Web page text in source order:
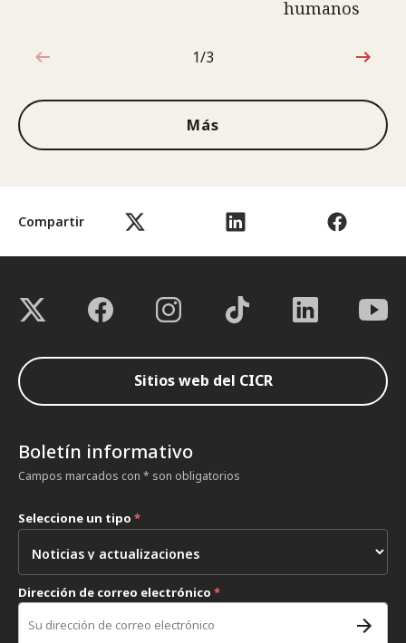
Compartir
humanos
1de3
1/3
Más
Sitios web del CICR
Boletín informativo
Campos marcados con * son obligatorios
Seleccione un tipo *
Dirección de correo electrónico *